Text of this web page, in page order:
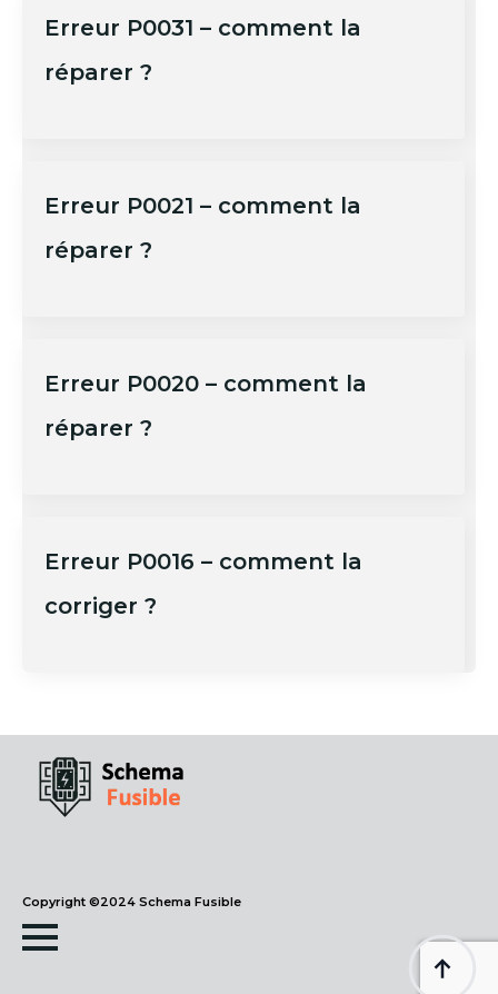
Erreur P0031 – comment la
réparer ?
Erreur P0021 – comment la
réparer ?
Erreur P0020 – comment la
réparer ?
Erreur P0016 – comment la
corriger ?
Copyright ©2024 Schema Fusible